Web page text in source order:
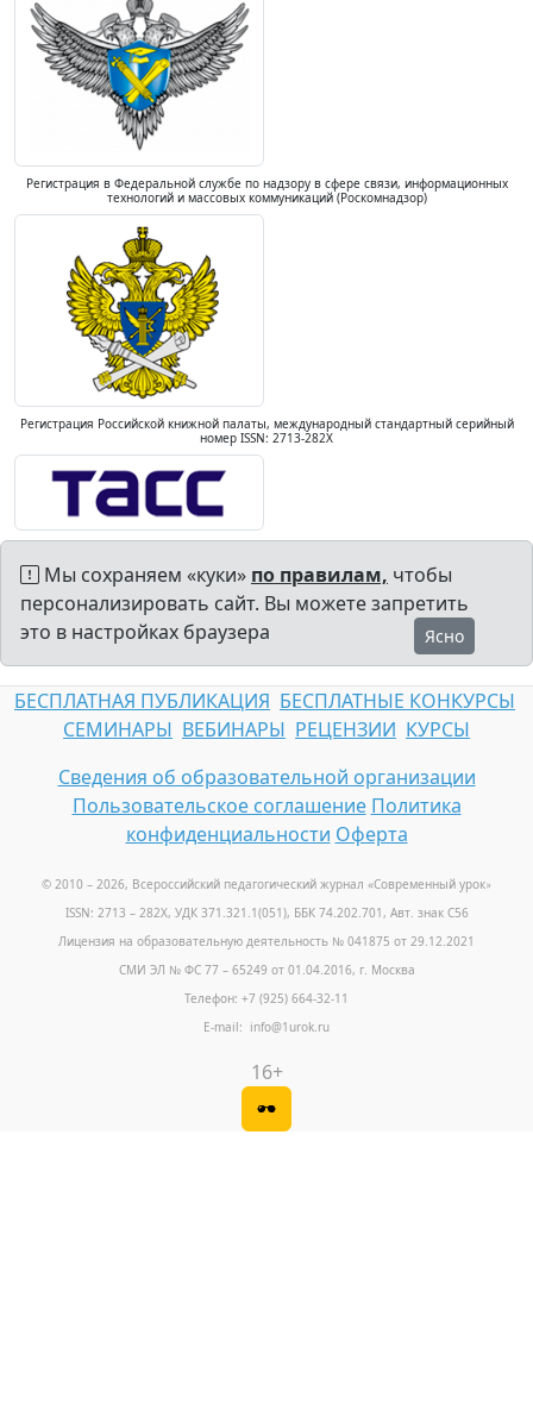
Регистрация в Федеральной службе по надзору в сфере связи, информационных
технологий и массовых коммуникаций (Роскомнадзор)
Регистрация Российской книжной палаты, международный стандартный серийный
номер ISSN: 2713-282X
Мы сохраняем «куки» по правилам, чтобы
персонализировать сайт. Вы можете запретить
это в настройках браузера
Ясно
БЕСПЛАТНАЯ ПУБЛИКАЦИЯ БЕСПЛАТНЫЕ КОНКУРСЫ
СЕМИНАРЫ ВЕБИНАРЫ РЕЦЕНЗИИ КУРСЫ
Сведения об образовательной организации
Пользовательское соглашение Политика
конфиденциальности Оферта
© 2010 – 2026, Всероссийский педагогический журнал «Современный урок»
ISSN: 2713 – 282X, УДК 371.321.1(051), ББК 74.202.701, Авт. знак С56
Лицензия на образовательную деятельность № 041875 от 29.12.2021
СМИ ЭЛ № ФС 77 – 65249 от 01.04.2016, г. Москва
Телефон: +7 (925) 664-32-11
E-mail: info@1urok.ru
16+